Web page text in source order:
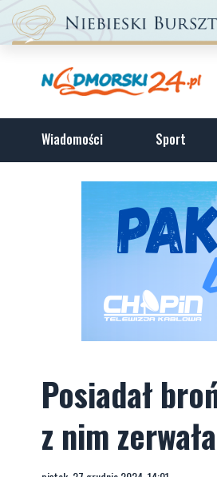
Wiadomości Sport
Posiadał
z nim zerwała